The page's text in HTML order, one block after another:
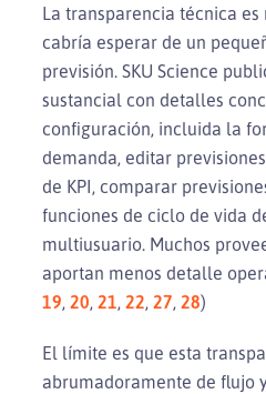
La transparencia técnica
cabría esperar de un
previsión. SKU Science
sustancial con detalles
configuración, incluida la
demanda, editar
de KPI, comparar
funciones de ciclo de vida
multiusuario. Muchos
aportan menos detalle
19, 20, 21, 22, 27, 28)
El límite es que esta
abrumadoramente de flujo